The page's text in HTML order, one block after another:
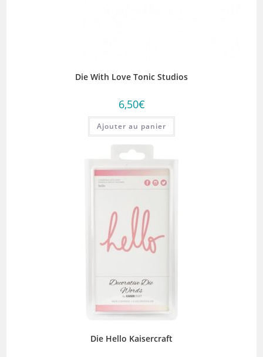
Die With Love Tonic Studios
6,50€
Ajouter au panier
Die Hello Kaisercraft